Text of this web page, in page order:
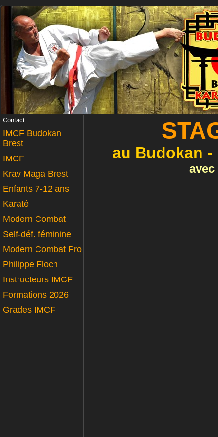
Contact
IMCF Budokan
Brest
IMCF
Krav Maga Brest
Enfants 7-12 ans
Karaté
Modern Combat
Self-déf. féminine
Modern Combat Pro
Philippe Floch
Instructeurs IMCF
Formations 2026
Grades IMCF
au Budokan -